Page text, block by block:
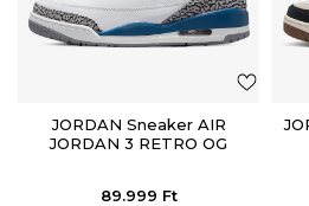
JORDAN Sneaker AIR
JORDAN 3 RETRO OG
89.999 Ft